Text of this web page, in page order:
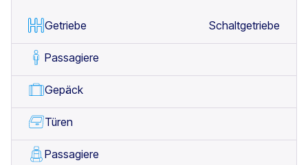
Getriebe Schaltgetriebe
Passagiere
Gepäck
Türen
Passagiere